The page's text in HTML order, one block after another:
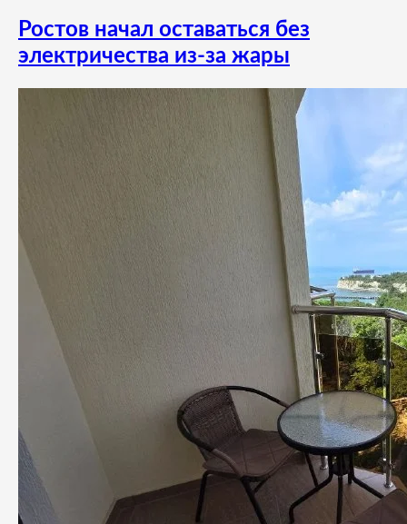
Ростов начал оставаться без
электричества из-за жары